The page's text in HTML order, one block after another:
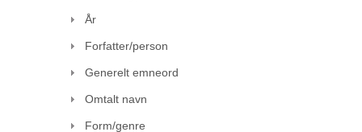
År
Forfatter/person
Generelt emneord
Omtalt navn
Form/genre